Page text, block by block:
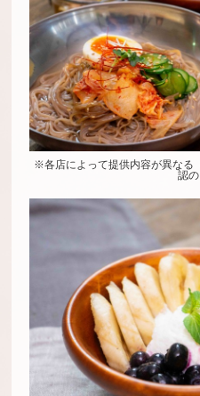
※各店によって提供内容が異なる
認の